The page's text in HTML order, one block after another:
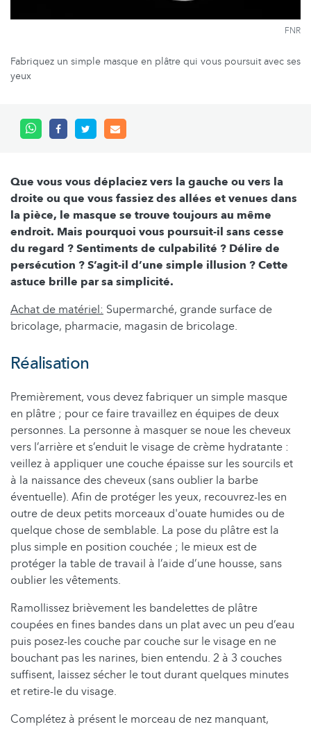
FNR
Fabriquez un simple masque en plâtre qui vous poursuit avec ses
yeux
Que vous vous déplaciez vers la gauche ou vers la
droite ou que vous fassiez des allées et venues dans
la pièce, le masque se trouve toujours au même
endroit. Mais pourquoi vous poursuit-il sans cesse
du regard ? Sentiments de culpabilité ? Délire de
persécution ? S’agit-il d’une simple illusion ? Cette
astuce brille par sa simplicité.
Achat de matériel: Supermarché, grande surface de
bricolage, pharmacie, magasin de bricolage.
Réalisation
Premièrement, vous devez fabriquer un simple masque
en plâtre ; pour ce faire travaillez en équipes de deux
personnes. La personne à masquer se noue les cheveux
vers l’arrière et s’enduit le visage de crème hydratante :
veillez à appliquer une couche épaisse sur les sourcils et
à la naissance des cheveux (sans oublier la barbe
éventuelle). Afin de protéger les yeux, recouvrez-les en
outre de deux petits morceaux d'ouate humides ou de
quelque chose de semblable. La pose du plâtre est la
plus simple en position couchée ; le mieux est de
protéger la table de travail à l’aide d’une housse, sans
oublier les vêtements.
Ramollissez brièvement les bandelettes de plâtre
coupées en fines bandes dans un plat avec un peu d’eau
puis posez-les couche par couche sur le visage en ne
bouchant pas les narines, bien entendu. 2 à 3 couches
suffisent, laissez sécher le tout durant quelques minutes
et retire-le du visage.
Complétez à présent le morceau de nez manquant,